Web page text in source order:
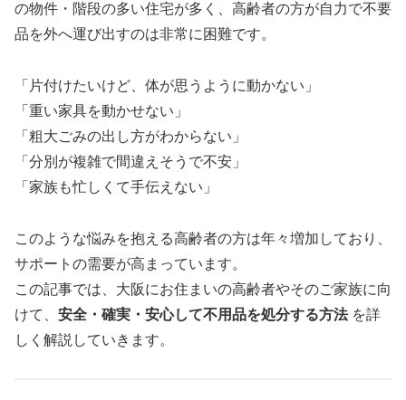
の物件・階段の多い住宅が多く、高齢者の方が自力で不要
品を外へ運び出すのは非常に困難です。
「片付けたいけど、体が思うように動かない」
「重い家具を動かせない」
「粗大ごみの出し方がわからない」
「分別が複雑で間違えそうで不安」
「家族も忙しくて手伝えない」
このような悩みを抱える高齢者の方は年々増加しており、
サポートの需要が高まっています。
この記事では、大阪にお住まいの高齢者やそのご家族に向
けて、 安全・確実・安心して不用品を処分する方法を詳
しく解説していきます。